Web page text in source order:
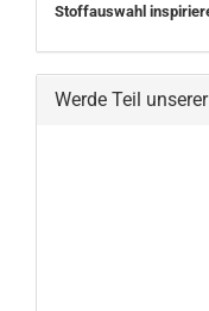
Stoffauswahl
Werde Teil